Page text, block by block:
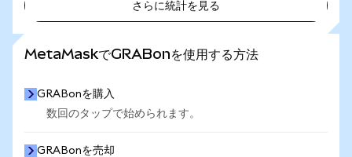
さらに統計を見る
MetaMaskでGRABonを使用する方法
GRABonを購入
数回のタップで始められます。
GRABonを売却